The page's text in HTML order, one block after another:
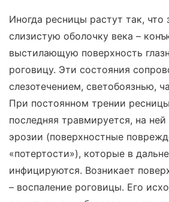
Иногда ресницы растут так, что
слизистую оболочку века –
выстилающую поверхность
роговицу. Эти состояния
слезотечением, светобоязнью,
При постоянном трении
последняя травмируется, на
эрозии (поверхностные
«потертости»), которые в
инфицируются. Возникает
– воспаление роговицы. Его